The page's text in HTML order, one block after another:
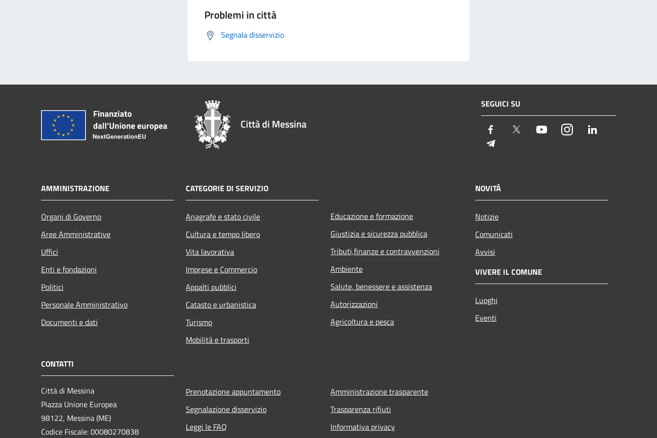
Problemi in città
Segnala disservizio
Città di Messina
SEGUICI SU
Facebook Twitter YoutubeInstagram
AMMINISTRAZIONE
Organi di Governo
Aree Amministrative
Uffici
Enti e fondazioni
Politici
Personale Amministrativo
Documenti e dati
CATEGORIE DI SERVIZIO
Anagrafe e stato civile
Cultura e tempo libero
Vita lavorativa
Imprese e Commercio
Appalti pubblici
Catasto e urbanistica
Turismo
Mobilità e trasporti
Educazione e formazione
Giustizia e sicurezza pubblica
Tributi,finanze e contravvenzioni
Ambiente
Salute, benessere e assistenza
Autorizzazioni
Agricoltura e pesca
NOVITÀ
Notizie
Comunicati
Avvisi
VIVERE IL COMUNE
Luoghi
Eventi
CONTATTI
Città di Messina
Piazza Unione Europea
98122, Messina (ME)
Codice Fiscale: 00080270838
Prenotazione appuntamento
Segnalazione disservizio
Leggi le FAQ
Amministrazione trasparente
Trasparenza rifiuti
Informativa privacy